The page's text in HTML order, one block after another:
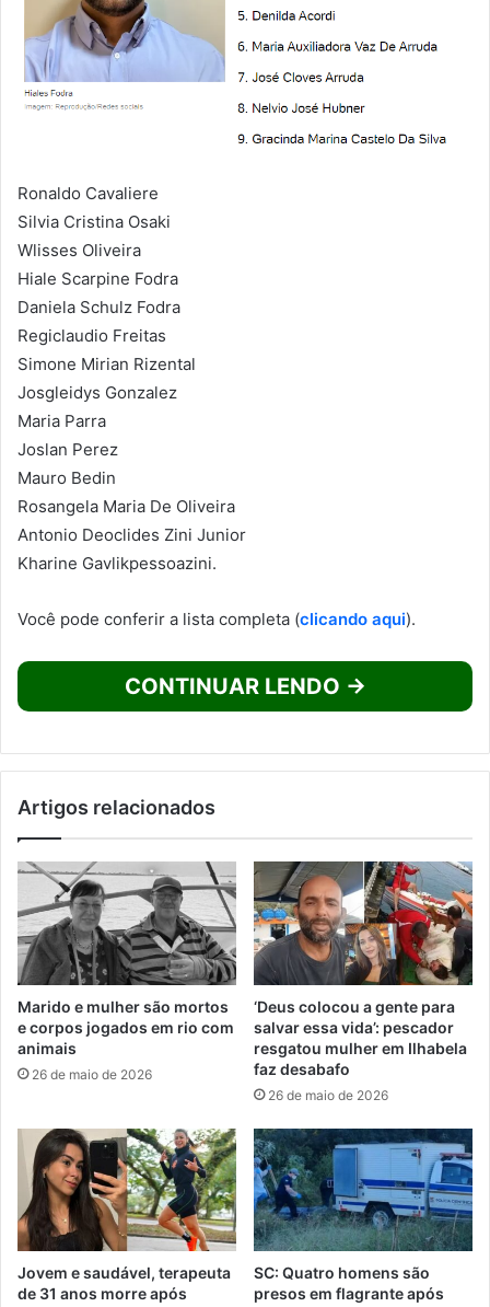
Ronaldo Cavaliere
Silvia Cristina Osaki
Wlisses Oliveira
Hiale Scarpine Fodra
Daniela Schulz Fodra
Regiclaudio Freitas
Simone Mirian Rizental
Josgleidys Gonzalez
Maria Parra
Joslan Perez
Mauro Bedin
Rosangela Maria De Oliveira
Antonio Deoclides Zini Junior
Kharine Gavlikpessoazini.
Você pode conferir a lista completa (clicando aqui).
CONTINUAR LENDO →
Artigos relacionados
Marido e mulher são mortos
e corpos jogados em rio com
animais
26 de maio de 2026
‘Deus colocou a gente para
salvar essa vida’: pescador
resgatou mulher em Ilhabela
faz desabafo
26 de maio de 2026
Jovem e saudável, terapeuta
de 31 anos morre após
SC: Quatro homens são
presos em flagrante após